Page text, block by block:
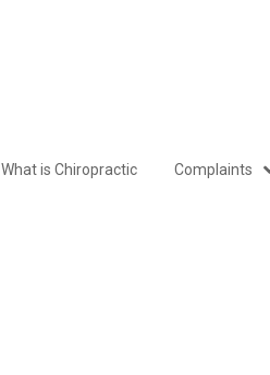
What is Chiropractic Complaints